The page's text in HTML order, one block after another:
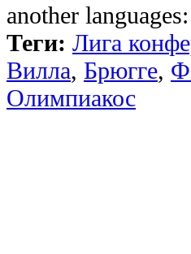
another languages:
Теги: Лига
Вилла, Брюгге,
Олимпиакос